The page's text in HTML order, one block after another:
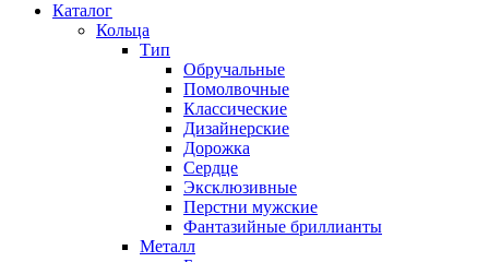
Каталог
Кольца
Тип
Обручальные
Помолвочные
Классические
Дизайнерские
Дорожка
Сердце
Эксклюзивные
Перстни мужские
Фантазийные бриллианты
Металл